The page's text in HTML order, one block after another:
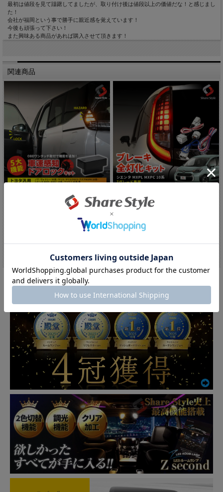
最初は値段を見て躊躇してましたが、取り付け後は値段以上の価値だな！と感じまし
た！
会社が福岡という事で勝手に親近感を覚えています！
今後も頑張って下さい！
また興味ある商品があれば購入させて頂きます！
関連商品
トヨタ 汎用 ノア90系 ヴォクシー90...
公式ストア特別5%OFF中!!:3,686円(税込) 公式ストア特別5%OFF中!!:3,496円(税込)